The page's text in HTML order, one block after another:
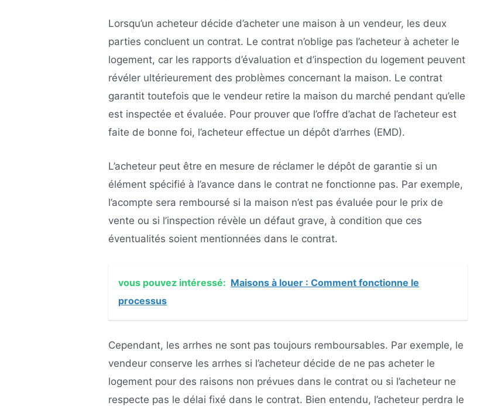
Lorsqu’un acheteur décide d’acheter une maison à un vendeur, les deux
parties concluent un contrat. Le contrat n’oblige pas l’acheteur à acheter le
logement, car les rapports d’évaluation et d’inspection du logement peuvent
révéler ultérieurement des problèmes concernant la maison. Le contrat
garantit toutefois que le vendeur retire la maison du marché pendant qu’elle
est inspectée et évaluée. Pour prouver que l’offre d’achat de l’acheteur est
faite de bonne foi, l’acheteur effectue un dépôt d’arrhes (EMD).
L’acheteur peut être en mesure de réclamer le dépôt de garantie si un
élément spécifié à l’avance dans le contrat ne fonctionne pas. Par exemple,
l’acompte sera remboursé si la maison n’est pas évaluée pour le prix de
vente ou si l’inspection révèle un défaut grave, à condition que ces
éventualités soient mentionnées dans le contrat.
vous pouvez intéressé: Maisons à louer : Comment fonctionne le
processus
Cependant, les arrhes ne sont pas toujours remboursables. Par exemple, le
vendeur conserve les arrhes si l’acheteur décide de ne pas acheter le
logement pour des raisons non prévues dans le contrat ou si l’acheteur ne
respecte pas le délai fixé dans le contrat. Bien entendu, l’acheteur perdra le